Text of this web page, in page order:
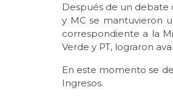
Después de un debate
y MC se mantuvieron
correspondiente a la
Verde y PT, lograron
En este momento se
Ingresos.